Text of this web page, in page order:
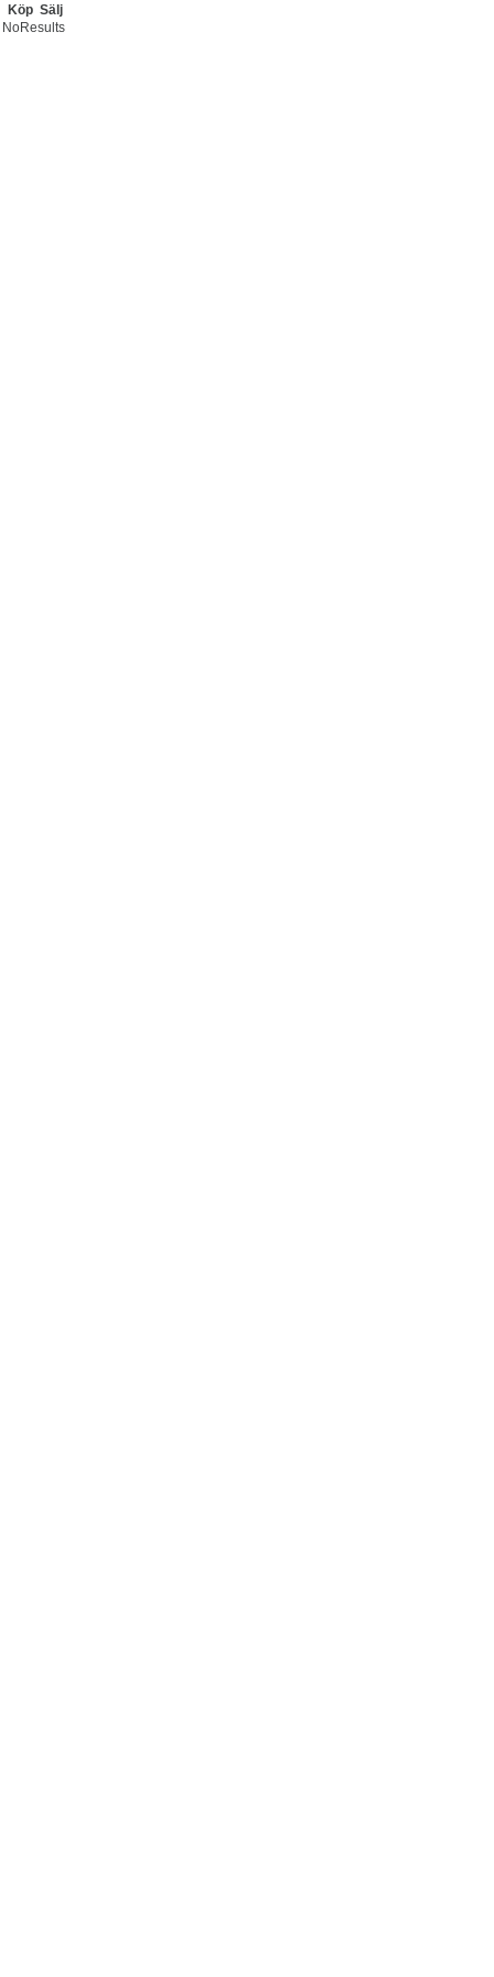
Köp Sälj
NoResults